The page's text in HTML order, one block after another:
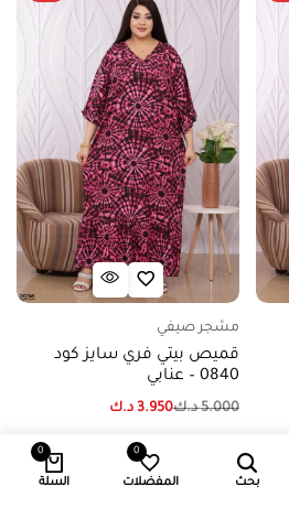
مشجر صيفي
قميص بيتي فري سايز كود
0840 – عنابي
5.000 د.ك3.950 د.ك
إضافة إلى السلة
بحث
0
المفضلات
0
السلة